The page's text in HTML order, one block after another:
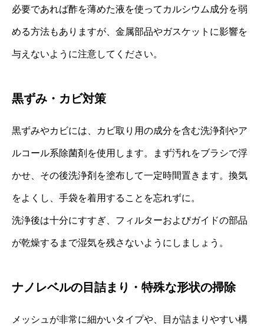
必要であれば酢を薄めた液を使ってカルシウム成分を弱
める方法もありますが、金属部品やガスケットに影響を
与えないように注意してください。
黒ずみ・カビ対策
黒ずみやカビには、カビ取り用の成分を含む洗浄剤やア
ルコール系除菌剤を使用します。まず汚れをブラシで浮
かせ、その後洗浄剤を塗布して一定時間置きます。換気
をよくし、手袋を着用することを忘れずに。
洗浄後は十分にすすぎ、フィルターおよびガイドの部品
が乾燥するまで湿気を残さないようにしましょう。
ナノレベルの目詰まり・特殊な形状の掃除
メッシュが非常に細かいタイプや、目が詰まりやすい構